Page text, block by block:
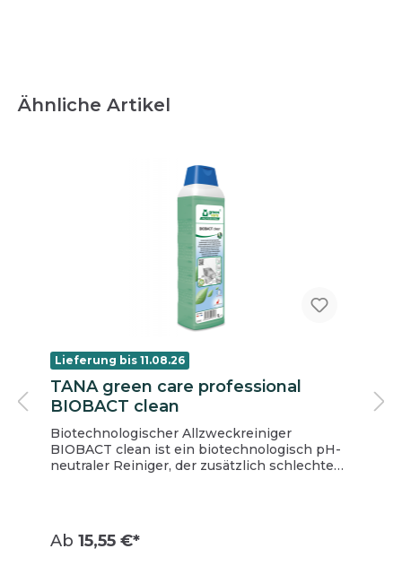
Ähnliche Artikel
Lieferung bis 11.08.26
TANA green care professional
BIOBACT clean
Biotechnologischer Allzweckreiniger
BIOBACT clean ist ein biotechnologisch pH-
neutraler Reiniger, der zusätzlich schlechte
Bakterielle Sporen auf behandelten
Oberflächen beseitigen unangenehme
Ab 15,55 €*